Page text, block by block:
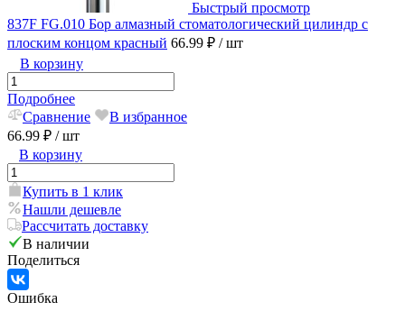
Быстрый просмотр
837F FG.010 Бор алмазный стоматологический цилиндр с
плоским концом красный 66.99 ₽ / шт
В корзину
Подробнее
Сравнение
В избранное
66.99 ₽ / шт
В корзину
Купить в 1 клик
Нашли дешевле
Рассчитать доставку
В наличии
Поделиться
Ошибка